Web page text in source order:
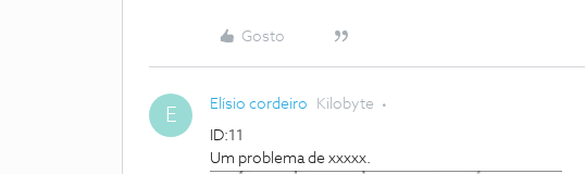
Gosto
E Elísio cordeiro Kilobyte
ID:11
Um problema de xxxxx.